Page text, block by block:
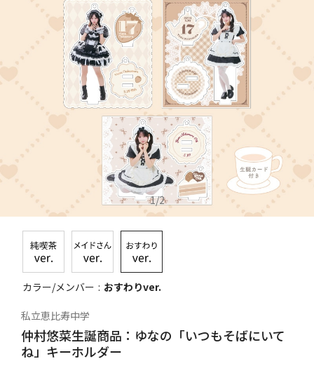
1/2
カラー/メンバー おすわりver.
私立恵比寿中学
仲村悠菜生誕商品：ゆなの「いつもそばにいて
ね」キーホルダー